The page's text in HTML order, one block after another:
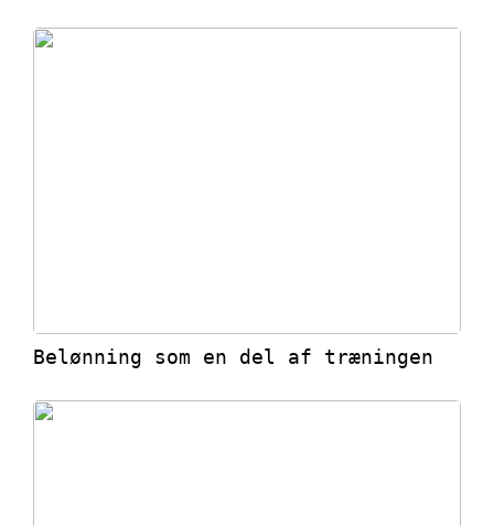
Belønning som en del af træningen